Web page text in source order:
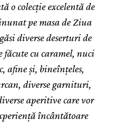
o colecție excelentă de
pe masa de Ziua
diverse deserturi de
cu caramel, nuci
afine și, bineînțeles,
diverse garnituri,
aperitive care vor
încântătoare